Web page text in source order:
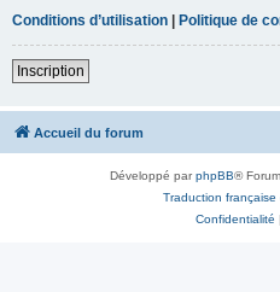
Conditions d’utilisation | Politique de
Inscription
Accueil du forum
Développé parphpBB®
Traduction française
Confidentialité